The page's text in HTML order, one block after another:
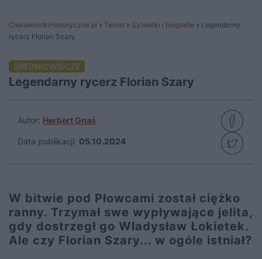
CiekawostkiHistoryczne.pl » Temat » Sylwetki i biografie » Legendarny
rycerz Florian Szary
ŚREDNIOWIECZE
Legendarny rycerz Florian Szary
Autor: Herbert Gnaś
Data publikacji: 05.10.2024
W bitwie pod Płowcami został ciężko
ranny. Trzymał swe wypływające jelita,
gdy dostrzegł go Władysław Łokietek.
Ale czy Florian Szary... w ogóle istniał?